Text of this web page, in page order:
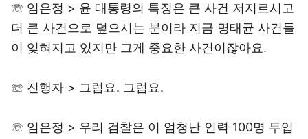
☏ 임은정 > 윤 대통령의 특징은 큰 사건 저지르시고
더 큰 사건으로 덮으시는 분이라 지금 명태균 사건들
이 잊혀지고 있지만 그게 중요한 사건이잖아요.
☏ 진행자 > 그럼요. 그럼요.
☏ 임은정 > 우리 검찰은 이 엄청난 인력 100명 투입